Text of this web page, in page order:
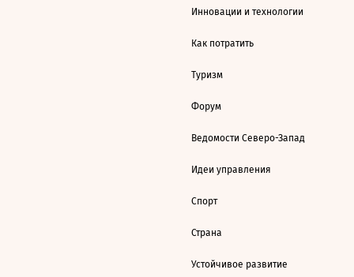
Инновации и технологии
Как потратить
Туризм
Форум
Ведомости Северо-Запад
Идеи управления
Спорт
Страна
Устойчивое развитие